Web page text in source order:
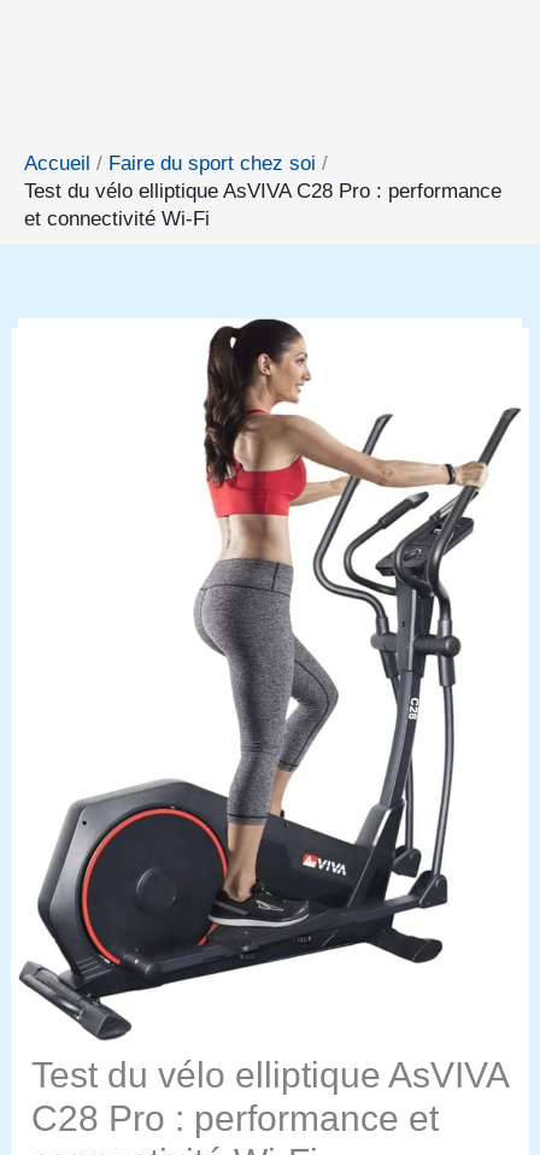
Accueil
Faire du sport chez soi
Test du vélo elliptique AsVIVA C28 Pro : performance
et connectivité Wi-Fi
Test du vélo elliptique AsVIVA
C28 Pro : performance et